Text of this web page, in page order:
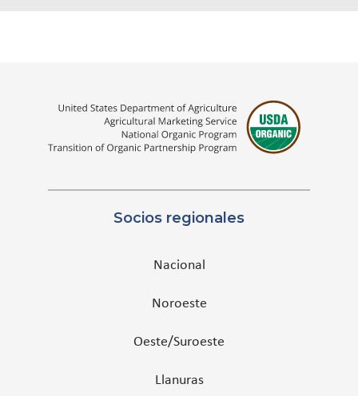
Socios regionales
Nacional
Noroeste
Oeste/Suroeste
Llanuras